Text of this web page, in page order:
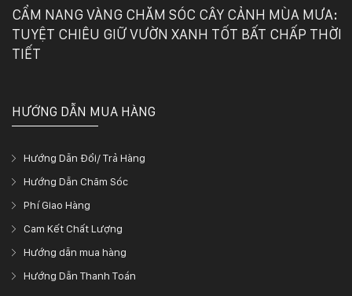
CẨM NANG VÀNG CHĂM SÓC CÂY CẢNH MÙA MƯA:
TUYỆT CHIÊU GIỮ VƯỜN XANH TỐT BẤT CHẤP THỜI
TIẾT
HƯỚNG DẪN MUA HÀNG
Hướng Dẫn Đổi/ Trả Hàng
Hướng Dẫn Chăm Sóc
Phí Giao Hàng
Cam Kết Chất Lượng
Hướng dẫn mua hàng
Hướng Dẫn Thanh Toán